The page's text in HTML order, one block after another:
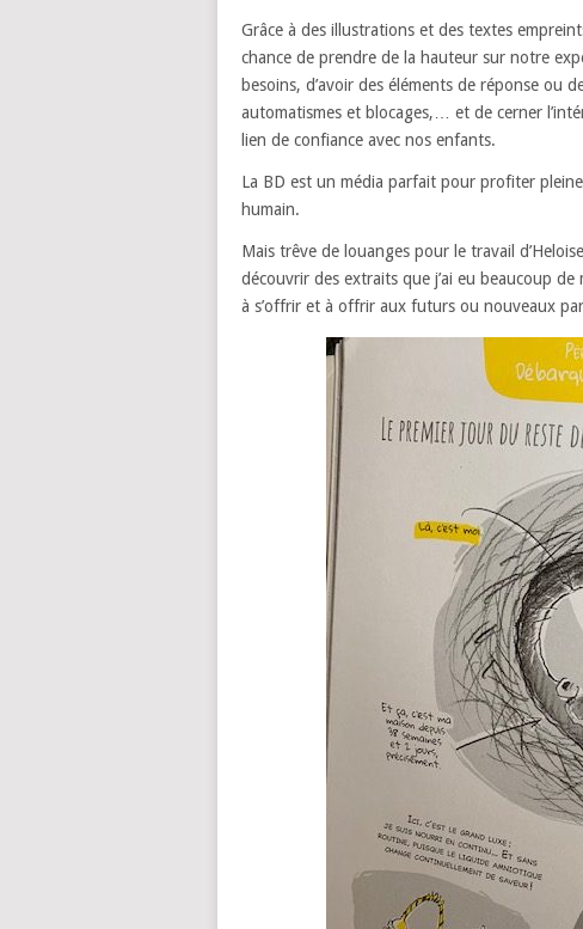
Grâce à des illustrations et des textes
chance de prendre de la hauteur sur notre
besoins, d’avoir des éléments de réponse ou
automatismes et blocages,… et de cerner
lien de confiance avec nos enfants.
La BD est un média parfait pour profiter
humain.
Mais trêve de louanges pour le travail
découvrir des extraits que j’ai eu beaucoup
à s’offrir et à offrir aux futurs ou nouveaux